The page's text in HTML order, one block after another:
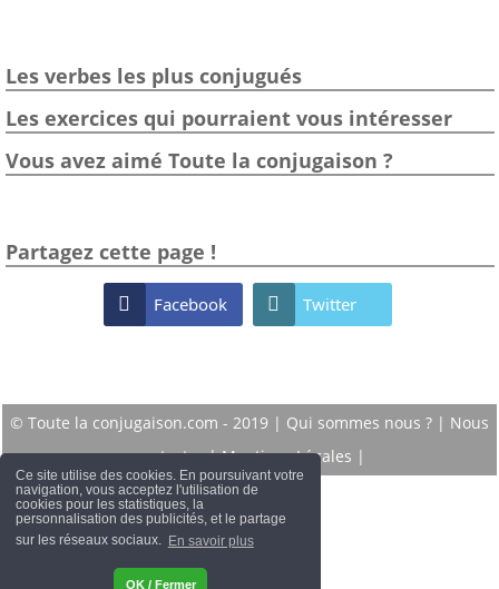
Ce site utilise des cookies. En poursuivant votre
navigation, vous acceptez l'utilisation de
cookies pour les statistiques, la
personnalisation des publicités, et le partage
sur les réseaux sociaux. En savoir plus
OK / Fermer
Les verbes les plus conjugués
Les exercices qui pourraient vous intéresser
Vous avez aimé Toute la conjugaison ?
Partagez cette page !
 Facebook  Twitter
© Toute la conjugaison.com - 2019 | Qui sommes nous ? | Nous
contacter|Mentions Légales |